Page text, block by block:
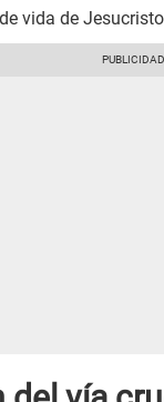
vida de